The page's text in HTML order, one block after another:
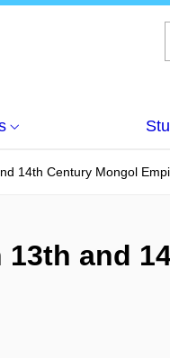
14th Century Mongol
and